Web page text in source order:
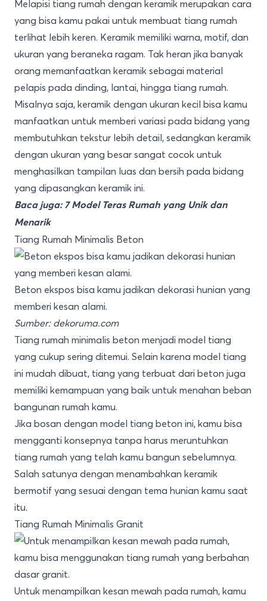
Melapisi tiang rumah dengan keramik merupakan cara
yang bisa kamu pakai untuk membuat tiang rumah
terlihat lebih keren. Keramik memiliki warna, motif, dan
ukuran yang beraneka ragam. Tak heran jika banyak
orang memanfaatkan keramik sebagai material
pelapis pada dinding, lantai, hingga tiang rumah.
Misalnya saja, keramik dengan ukuran kecil bisa kamu
manfaatkan untuk memberi variasi pada bidang yang
membutuhkan tekstur lebih detail, sedangkan keramik
dengan ukuran yang besar sangat cocok untuk
menghasilkan tampilan luas dan bersih pada bidang
yang dipasangkan keramik ini.
Baca juga: 7 Model Teras Rumah yang Unik dan
Menarik
Tiang Rumah Minimalis Beton
Beton ekspos bisa kamu jadikan dekorasi hunian yang
memberi kesan alami.
Sumber: dekoruma.com
Tiang rumah minimalis beton menjadi model tiang
yang cukup sering ditemui. Selain karena model tiang
ini mudah dibuat, tiang yang terbuat dari beton juga
memiliki kemampuan yang baik untuk menahan beban
bangunan rumah kamu.
Jika bosan dengan model tiang beton ini, kamu bisa
mengganti konsepnya tanpa harus meruntuhkan
tiang rumah yang telah kamu bangun sebelumnya.
Salah satunya dengan menambahkan keramik
bermotif yang sesuai dengan tema hunian kamu saat
itu.
Tiang Rumah Minimalis Granit
Untuk menampilkan kesan mewah pada rumah, kamu